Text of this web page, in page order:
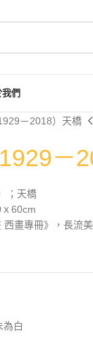
我們
－2018）天橋
－
；天橋
60cm
畫專冊》，長流
為白